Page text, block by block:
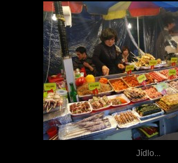
Jídlo...